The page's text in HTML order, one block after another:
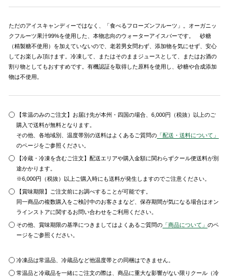
ただのアイスキャンディーではなく、「食べるフローズンフルーツ」。オーガニッ
クフルーツ果汁99%を使用した、本物志向のウォーターアイスバーです。 砂糖
（精製糖不使用）を加えていないので、老若男女問わず、添加物を気にせず、安心
してお楽しみ頂けます。冷凍して、またはそのままジュースとして、またはお酒の
割り物としてもおすすめです。有機認証を取得した原料を使用し、砂糖や合成添加
物は不使用。
【常温のみのご注文】お届け先が本州・四国の場合、6,000円（税抜）以上のご
購入で送料が無料となります。
その他、各地域別、温度帯別の送料はよくあるご質問の 「配送・送料について」
のページをご参照ください。
【冷蔵・冷凍を含むご注文】配送エリアや購入金額に関わらずクール便送料が別
途かかります。
※6,000円（税抜）以上ご購入時にも送料が発生しますのでご注意ください。
【賞味期限】ご注文前にお調べすることが可能です。
同一商品の複数購入をご検討中のお客さまなど、保存期間が気になる場合はオン
ラインストアに関するお問い合わせをご利用ください。
その他、賞味期限の基準につきましてはよくあるご質問の 「商品について」のペ
ージをご参照ください。
冷凍品は常温品、冷蔵品など他温度帯との同梱はできません。
常温品と冷蔵品を一緒にご注文の際は、商品に重大な影響がない限りクール（冷